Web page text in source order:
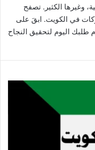
وغيرها الكثير. تصفح
في الكويت. ابقَ على
طلبك اليوم لتحقيق النجاح